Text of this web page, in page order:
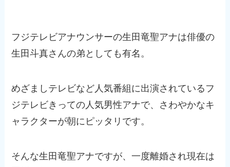
フジテレビアナウンサーの生田竜聖アナは俳優の
生田斗真さんの弟としても有名。
めざましテレビなど人気番組に出演されているフ
ジテレビきっての人気男性アナで、さわやかなキ
ャラクターが朝にピッタリです。
そんな生田竜聖アナですが、一度離婚され現在は